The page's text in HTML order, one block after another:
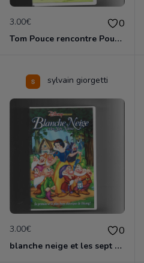
3.00€ 0
Tom Pouce rencontre Poucelina
sylvain giorgetti
3.00€ 0
blanche neige et les sept nains